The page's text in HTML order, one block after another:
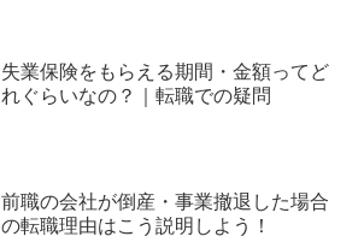
失業保険をもらえる期間・金額ってど
れぐらいなの？｜転職での疑問
前職の会社が倒産・事業撤退した場合
の転職理由はこう説明しよう！